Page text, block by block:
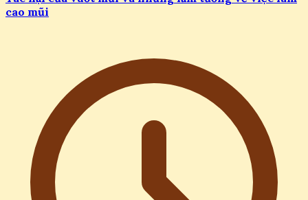
cao mũi